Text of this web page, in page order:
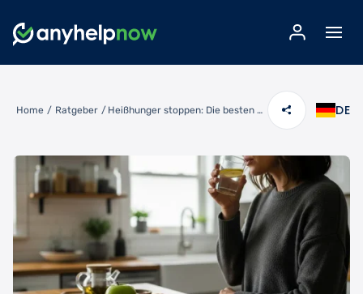
Home / Ratgeber / Heißhunger stoppen: Die besten Tipps gegen Fressattacken DE